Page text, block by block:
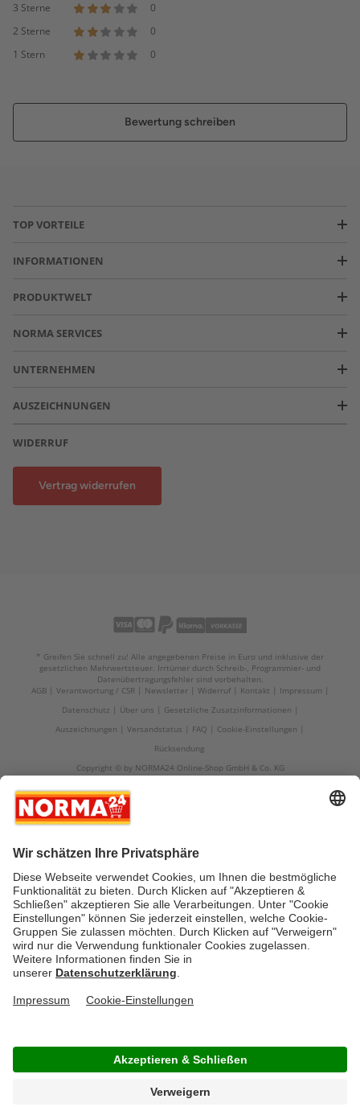
3 Sterne
0
2 Sterne
0
1 Stern
0
Bewertung schreiben
TOP VORTEILE
INFORMATIONEN
PRODUKTWELT
NORMA SERVICES
UNTERNEHMEN
AUSZEICHNUNGEN
WIDERRUF
Vertrag widerrufen
* Greifen Sie schnell zu! Alle angegebenen Preise in Euro und inklusive der
gesetzlichen Mehrwertsteuer. Irrtümer durch Schreib-, Programmier- und
Datenübertragungsfehler sind vorbehalten.
AGB
Verantwortung / CSR Newsletter Widerruf Kontakt
Impressum
Datenschutz
Über uns
Gesetzliche Zusatzinformationen
Auszeichnungen
Versandstatus FAQ
Cookie-Einstellungen
Rücksendung
Copyright © by NORMA24 Online-Shop GmbH & Co. KG